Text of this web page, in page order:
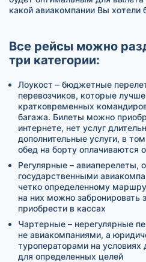
какой авиакомпании Вы хотели
Все рейсы можно
три категории:
Лоукост – бюджетные
перевозчиков, которые
кратковременных
багажа. Билеты можно
интернете, нет услуг
дополнительные услуги, в
обед на борту оплачиваются
Регулярные – авиаперелеты,
государственными
четко определенному
на них можно забронировать
приобрести в кассах
Чартерные – нерегулярные
не авиакомпаниями, а
туроператорами на
для определенных целей